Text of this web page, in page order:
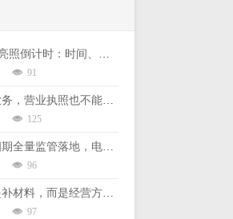
淘宝个人C店亮照倒计时：时间、后果、缺票难题一次说清
91
公司暂时没业务，营业执照也不能放着不管
125
2026年金税四期全量监管落地，电商财税合规没有侥幸空间
96
电商亮照不是补材料，而是经营方式的选择
97